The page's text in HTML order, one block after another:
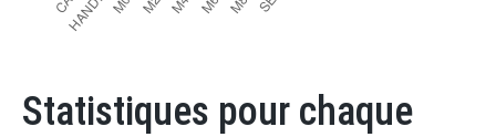
Statistiques pour chaque